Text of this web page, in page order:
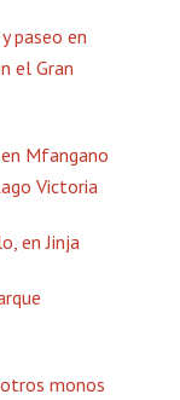
paseo en
el Gran
Mfangano
Victoria
en Jinja
monos